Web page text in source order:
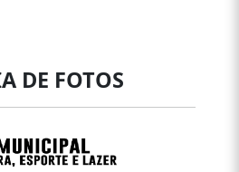
DE FOTOS